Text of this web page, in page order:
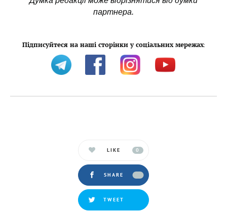
партнера.
Підписуйтеся на наші сторінки у соціальних мережах:
LIKE 0
SHARE
TWEET